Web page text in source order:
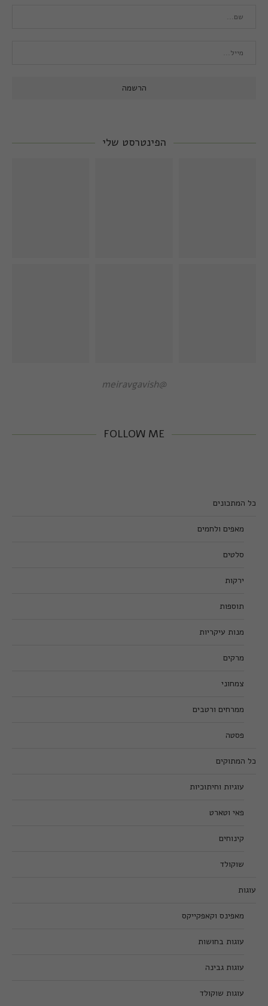
הפינטרסט שלי
@meiravgavish
FOLLOW ME
כל המתכונים
מאפים ולחמים
סלטים
ירקות
תוספות
מנות עיקריות
מרקים
צמחוני
ממרחים ורטבים
פסטה
כל המתוקים
עוגיות וחיתוכיות
פאי וטארט
קינוחים
שוקולד
עוגות
מאפינס וקאפקייקס
עוגות בחושות
עוגות גבינה
עוגות שוקולד